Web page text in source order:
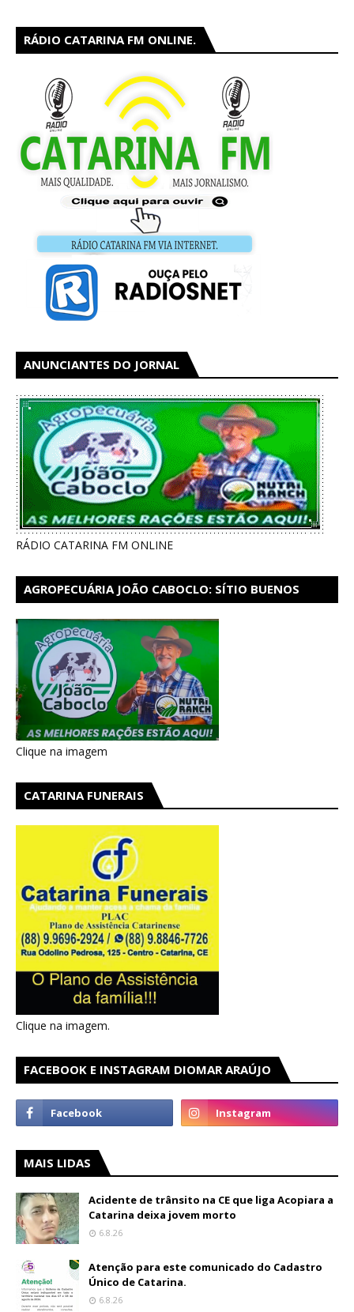
RÁDIO CATARINA FM ONLINE.
ANUNCIANTES DO JORNAL
RÁDIO CATARINA FM ONLINE
AGROPECUÁRIA JOÃO CABOCLO: SÍTIO BUENOS
Clique na imagem
CATARINA FUNERAIS
Clique na imagem.
FACEBOOK E INSTAGRAM DIOMAR ARAÚJO
MAIS LIDAS
Acidente de trânsito na CE que liga Acopiara a
Catarina deixa jovem morto
6.8.26
Atenção para este comunicado do Cadastro
Único de Catarina.
6.8.26